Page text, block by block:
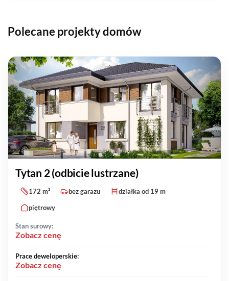
Polecane projekty domów
Tytan 2 (odbicie lustrzane)
172 m² bez garazu
działka od 19 m
piętrowy
Stan surowy:
Zobacz cenę
Prace deweloperskie:
Zobacz cenę